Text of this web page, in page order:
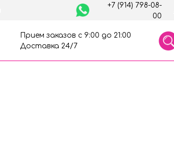
+7 (914) 798-08-
00
Прием заказов с 9:00 до 21:00
Доставка 24/7